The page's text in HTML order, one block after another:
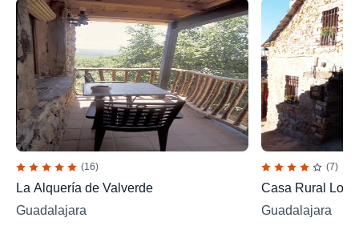
(16)
La Alquería de Valverde
Guadalajara
(7)
Casa Rural Los
Guadalajara